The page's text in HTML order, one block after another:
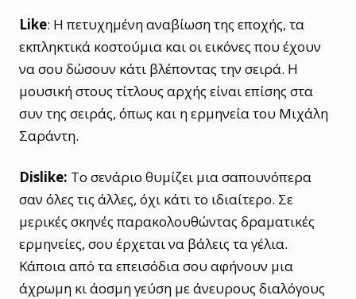
Like: H πετυχημένη αναβίωση της εποχής, τα
εκπληκτικά κοστούμια και οι εικόνες που έχουν
να σου δώσουν κάτι βλέποντας την σειρά. Η
μουσική στους τίτλους αρχής είναι επίσης στα
συν της σειράς, όπως και η ερμηνεία του Μιχάλη
Σαράντη.
Dislike: To σενάριο θυμίζει μια σαπουνόπερα
σαν όλες τις άλλες, όχι κάτι το ιδιαίτερο. Σε
μερικές σκηνές παρακολουθώντας δραματικές
ερμηνείες, σου έρχεται να βάλεις τα γέλια.
Κάποια από τα επεισόδια σου αφήνουν μια
άχρωμη κι άοσμη γεύση με άνευρους διαλόγους